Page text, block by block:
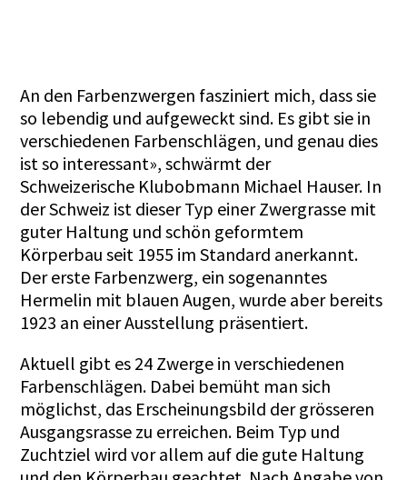
An den Farbenzwergen fasziniert mich, dass sie
so lebendig und aufgeweckt sind. Es gibt sie in
verschiedenen Farbenschlägen, und genau dies
ist so interessant», schwärmt der
Schweizerische Klubobmann Michael Hauser. In
der Schweiz ist dieser Typ einer Zwergrasse mit
guter Haltung und schön geformtem
Körperbau seit 1955 im Standard anerkannt.
Der erste Farbenzwerg, ein sogenanntes
Hermelin mit blauen Augen, wurde aber bereits
1923 an einer Ausstellung präsentiert.
Aktuell gibt es 24 Zwerge in verschiedenen
Farbenschlägen. Dabei bemüht man sich
möglichst, das Erscheinungsbild der grösseren
Ausgangsrasse zu erreichen. Beim Typ und
Zuchtziel wird vor allem auf die gute Haltung